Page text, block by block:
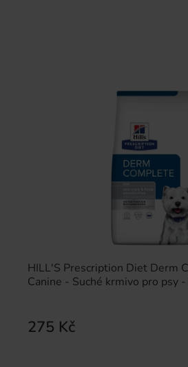
HILL'S Prescription Diet Derm
Canine - Suché krmivo pro psy
275 Kč